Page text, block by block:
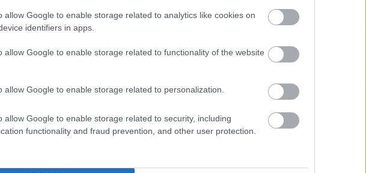
allow Google to enable storage related to analytics like cookies on
identifiers in apps.
allow Google to enable storage related to functionality of the website
allow Google to enable storage related to personalization.
allow Google to enable storage related to security, including
functionality and fraud prevention, and other user protection.
la 08:47:25 UTC
denumirea de ciclism indoor, a devenit un antrenament preferat la nivel global.
și a fost un hit vreodată. Această activitate de mare intensitate nu este doar
sănătatea în multe feluri. Cu ajutorul instructorilor experți și a unei
poate îmbunătăți considerabil sănătatea inimii, vă poate ajuta la pierderea în
articulațiile sănătoase, vă poate construi mușchi și chiar vă poate ridica starea
avantajele pentru sănătate ale spinning-ului și de ce adăugarea acestuia la
fi o actualizare majoră.